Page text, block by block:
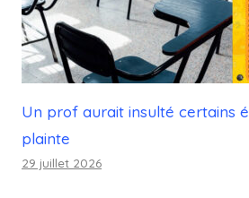
Un prof aurait insulté certains
plainte
29 juillet 2026